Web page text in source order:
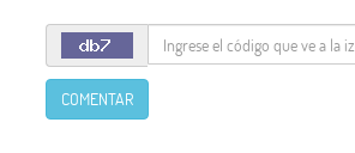
COMENTAR